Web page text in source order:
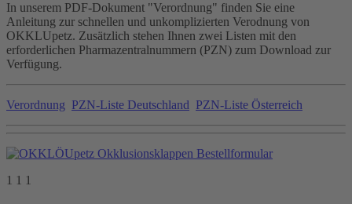
In unserem PDF-Dokument "Verordnung" finden Sie eine
Anleitung zur schnellen und unkomplizierten Verodnung von
OKKLUpetz. Zusätzlich stehen Ihnen zwei Listen mit den
erforderlichen Pharmazentralnummern (PZN) zum Download zur
Verfügung.
Verordnung PZN-Liste Deutschland PZN-Liste Österreich
1 1 1